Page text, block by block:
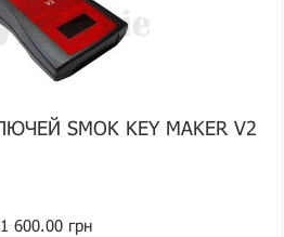
SMOK KEY MAKER V2
600.00 грн